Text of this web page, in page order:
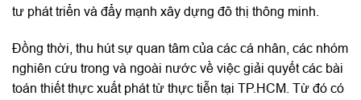
tư phát triển và đẩy mạnh xây dựng đô thị thông minh.
Đồng thời, thu hút sự quan tâm của các cá nhân, các nhóm
nghiên cứu trong và ngoài nước về việc giải quyết các bài
toán thiết thực xuất phát từ thực tiễn tại TP.HCM. Từ đó có